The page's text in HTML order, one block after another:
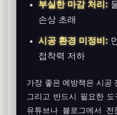
부실한 마감 처리:
손상 초래
시공 환경 미정비:
접착력 저하
가장 좋은 예방책은 시공
그리고 반드시 필요한
유튜브나 블로그에서